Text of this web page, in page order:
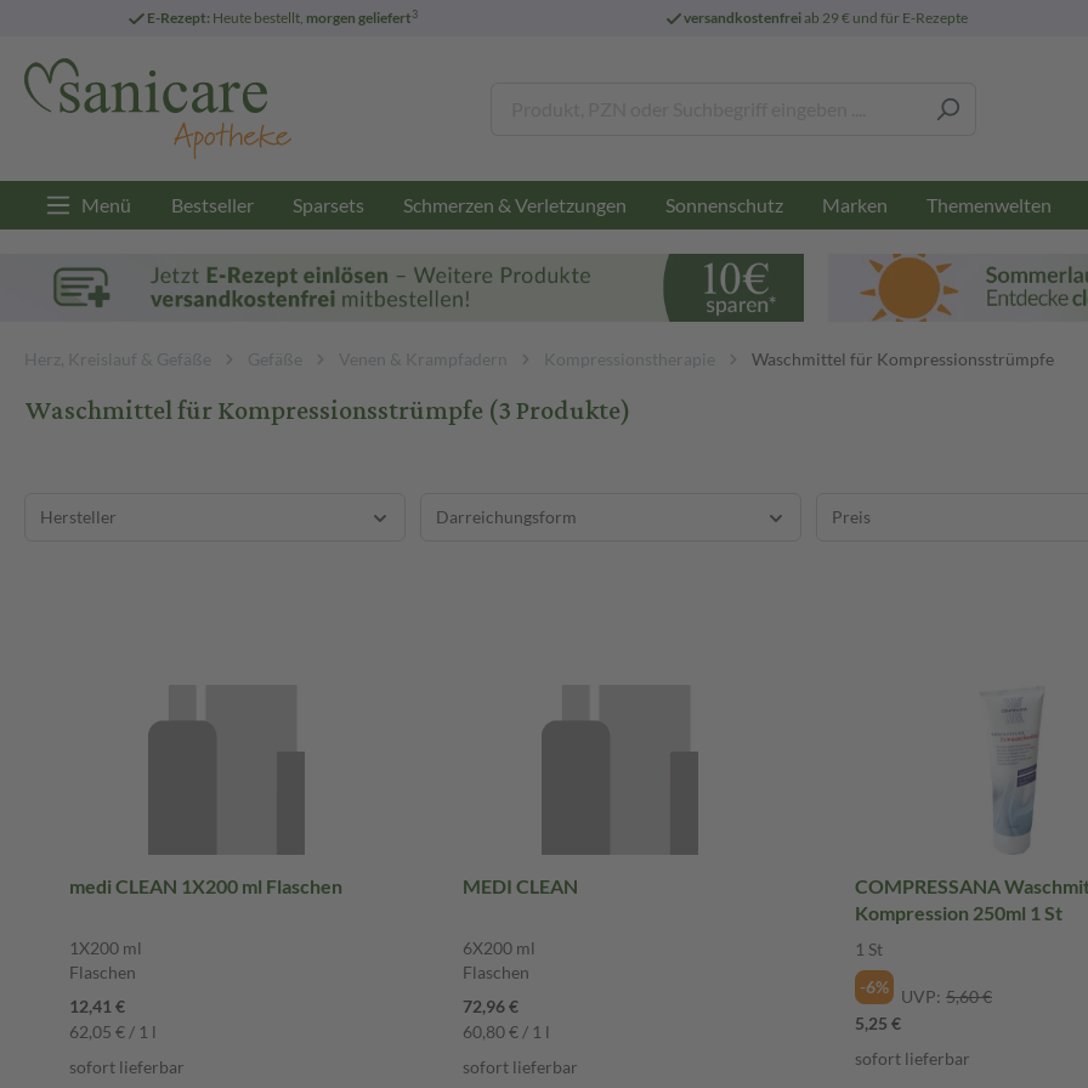
E-Rezept: Heute bestellt, morgen geliefert3 versandkostenfreiab 29 € und für E-Rezepte
Menü Bestseller Sparsets Schmerzen & Verletzungen Sonnenschutz Marken Themenwelten
Herz, Kreislauf & Gefäße Gefäße Venen & Krampfadern Kompressionstherapie Waschmittel für Kompressionsstrümpfe
Waschmittel für Kompressionsstrümpfe(3 Produkte)
Hersteller Darreichungsform Preis
medi CLEAN 1X200 ml Flaschen
1X200 ml
Flaschen
12,41 €
62,05 € / 1 l
sofort lieferbar
MEDI CLEAN
6X200 ml
Flaschen
72,96 €
60,80 € / 1 l
sofort lieferbar
COMPRESSANA
Kompression 250ml 1 St
1 St
-6%
UVP: 5,60 €
5,25 €
sofort lieferbar